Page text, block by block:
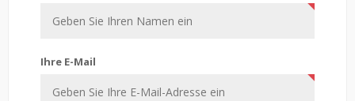
Ihre E-Mail